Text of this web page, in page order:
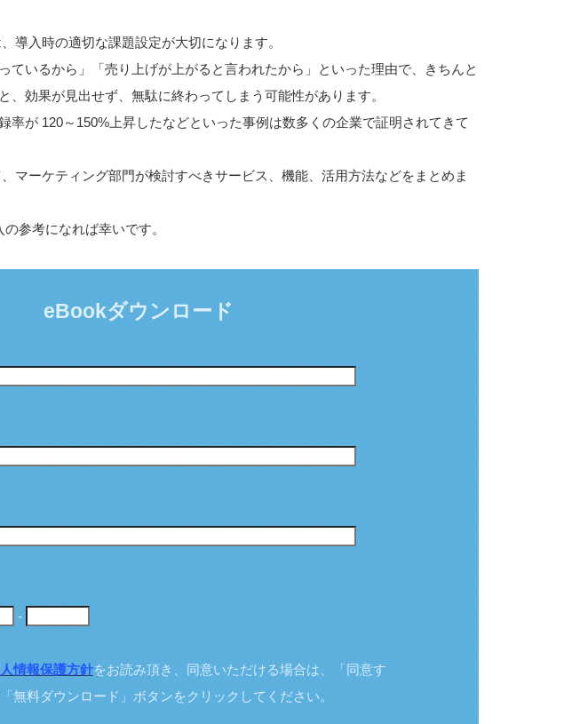
導入時の適切な課題設定が大切になります。
ているから」「売り上げが上がると言われたから」といった理由で、きちんと
、効果が見出せず、無駄に終わってしまう可能性があります。
率が 120～150%上昇したなどといった事例は数多くの企業で証明されてきて
マーケティング部門が検討すべきサービス、機能、活用方法などをまとめま
参考になれば幸いです。
eBookダウンロード
-
情報保護方針をお読み頂き、同意いただける場合は、「同意す
無料ダウンロード」ボタンをクリックしてください。